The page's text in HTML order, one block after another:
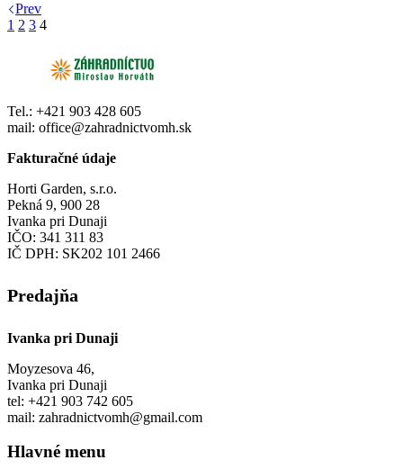
Prev
1 2 3 4
Tel.: +421 903 428 605
mail: office@zahradnictvomh.sk
Fakturačné údaje
Horti Garden, s.r.o.
Pekná 9, 900 28
Ivanka pri Dunaji
IČO: 341 311 83
IČ DPH: SK202 101 2466
Predajňa
Ivanka pri Dunaji
Moyzesova 46,
Ivanka pri Dunaji
tel: +421 903 742 605
mail: zahradnictvomh@gmail.com
Hlavné menu